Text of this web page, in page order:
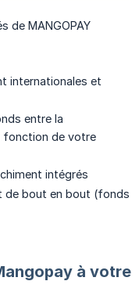
de MANGOPAY
internationales et
entre la
fonction de votre
intégrés
de bout en bout (fonds
à votre